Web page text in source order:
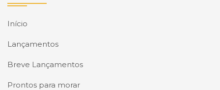
Início
Lançamentos
Breve Lançamentos
Prontos para morar